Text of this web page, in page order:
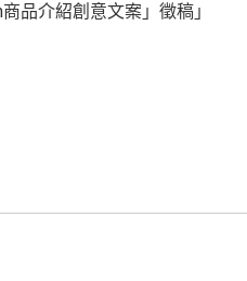
品介紹創意文案」徵稿」